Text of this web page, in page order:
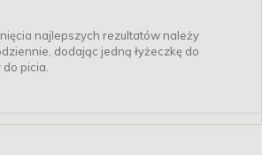
najlepszych rezultatów należy
dodając jedną łyżeczkę do
picia.